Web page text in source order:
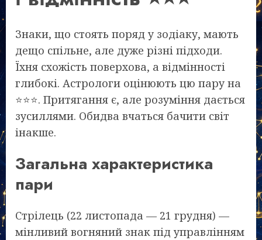
Знаки, що стоять поряд у зодіаку, мають
дещо спільне, але дуже різні підходи.
Їхня схожість поверхова, а відмінності
глибокі. Астрологи оцінюють цю пару на
⭐⭐⭐. Притягання є, але розуміння дається
зусиллями. Обидва вчаться бачити світ
інакше.
Загальна характеристика
пари
Стрілець (22 листопада — 21 грудня) —
мінливий вогняний знак під управлінням